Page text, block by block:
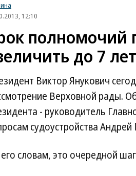
12:10
полномочий
до 7 лет
Виктор Янукович
Верховной рады.
- руководитель
судоустройства Андрей
словам, это очередной